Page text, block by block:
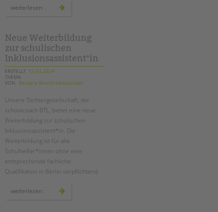
weiterlesen hauptstadtzulage
Neue Weiterbildung
zur schulischen
Inklusionsassistent*in
ERSTELLT 15.03.2024
THEMA
VON
Barbara Brecht-Hadraschek
Unsere Tochtergesellschaft, die
schoolcoach BTL, bietet eine neue
Weiterbildung zur schulischen
Inklusionsassistent*in. Die
Weiterbildung ist für alle
Schulhelfer*innen ohne eine
entsprechende fachliche
Qualifikation in Berlin verpflichtend.
weiterlesen
weiterbildung